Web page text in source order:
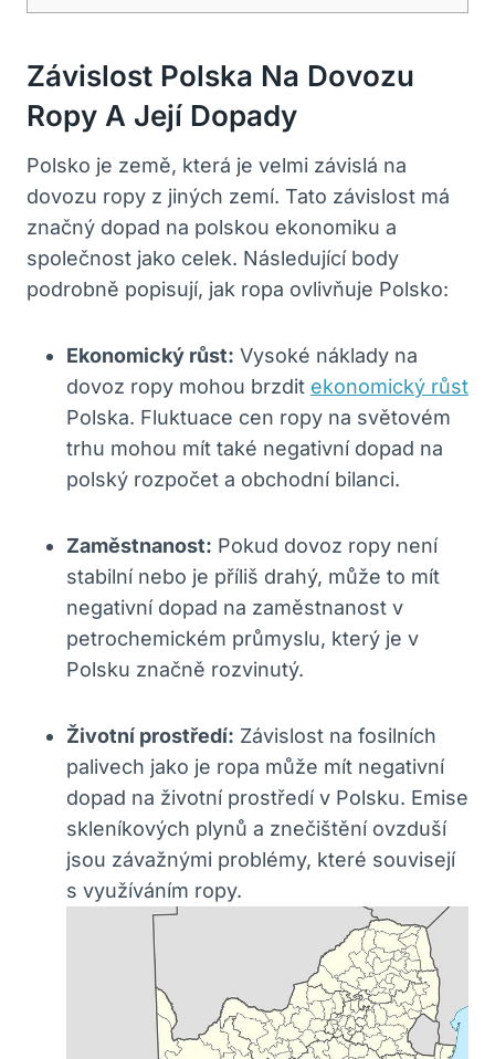
Závislost Polska Na Dovozu
Ropy A Její Dopady
Polsko je země, která je velmi závislá na
dovozu ropy z jiných zemí. Tato závislost má
značný dopad na polskou ekonomiku a
společnost jako celek. Následující body
podrobně popisují, jak ropa ovlivňuje Polsko:
Ekonomický růst: Vysoké náklady na
dovoz ropy mohou brzdit ekonomický růst
Polska. Fluktuace cen ropy na světovém
trhu mohou mít také negativní dopad na
polský rozpočet a obchodní bilanci.
Zaměstnanost: Pokud dovoz ropy není
stabilní nebo je příliš drahý, může to mít
negativní dopad na zaměstnanost v
petrochemickém průmyslu, který je v
Polsku značně rozvinutý.
Životní prostředí: Závislost na fosilních
palivech jako je ropa může mít negativní
dopad na životní prostředí v Polsku. Emise
skleníkových plynů a znečištění ovzduší
jsou závažnými problémy, které souvisejí
s využíváním ropy.